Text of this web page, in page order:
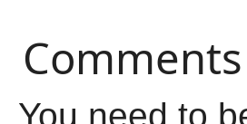
You need to